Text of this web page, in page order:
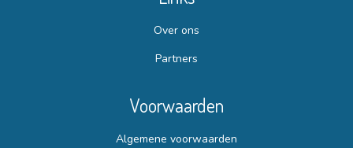
Over ons
Partners
Voorwaarden
Algemene voorwaarden